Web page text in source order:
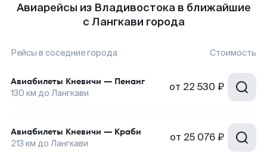
Авиарейсы из Владивостока в ближайшие
с Лангкави города
Рейсы в соседние города Стоимость
Авиабилеты Кневичи — Пенанг
130 км до Лангкави от 22 530 ₽
Авиабилеты Кневичи — Краби
213 км до Лангкави от 25 076 ₽